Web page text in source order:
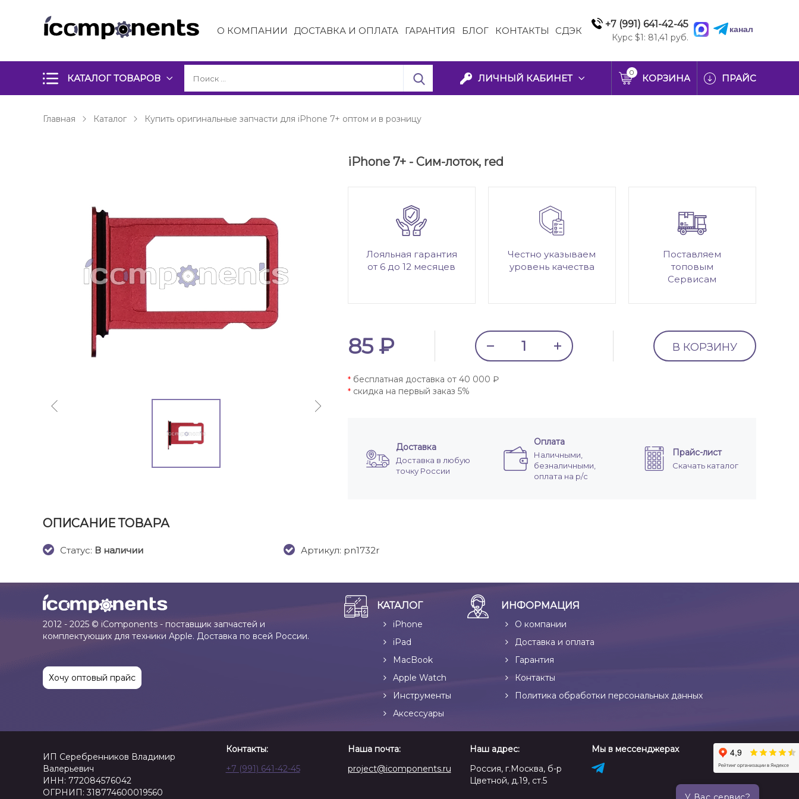
О КОМПАНИИ ДОСТАВКА И ОПЛАТА ГАРАНТИЯ БЛОГ КОНТАКТЫ СДЭК
+7 (991) 641-42-45
Курс $1: 81,41 руб.
канал
КАТАЛОГ ТОВАРОВ ЛИЧНЫЙ КАБИНЕТ
0
КОРЗИНА ПРАЙС
Главная Каталог Купить оригинальные запчасти для iPhone 7+ оптом и в розницу
iPhone 7+ - Сим-лоток, red
Лояльная гарантия
от 6 до 12 месяцев
Честно указываем
уровень качества
Поставляем
топовым
Сервисам
85 ₽ В КОРЗИНУ
*бесплатная доставка от 40 000 ₽
*скидка на первый заказ 5%
Доставка
Доставка в любую
точку России
Оплата
Наличными,
безналичными,
оплата на р/с
Прайс-лист
Скачать каталог
ОПИСАНИЕ ТОВАРА
Cтатус: В наличии Артикул: pn1732r
2012 - 2025 © iComponents - поставщик запчастей и
комплектующих для техники Apple. Доставка по всей России.
Хочу оптовый прайс
КАТАЛОГ
iPhone
iPad
MacBook
Apple Watch
Инструменты
Аксессуары
ИНФОРМАЦИЯ
О компании
Доставка и оплата
Гарантия
Контакты
Политика обработки персональных данных
ИП Серебренников Владимир
Валерьевич
ИНН: 772084576042
ОГРНИП: 318774600019560
Контакты:
+7 (991) 641-42-45
Наша почта:
project@icomponents.ru
Наш адрес:
Россия, г.Москва, б-р
Цветной, д.19, ст.5
Мы в мессенджерах